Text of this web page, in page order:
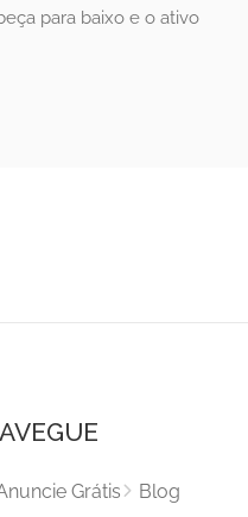
para baixo e o ativo
Grátis
Blog